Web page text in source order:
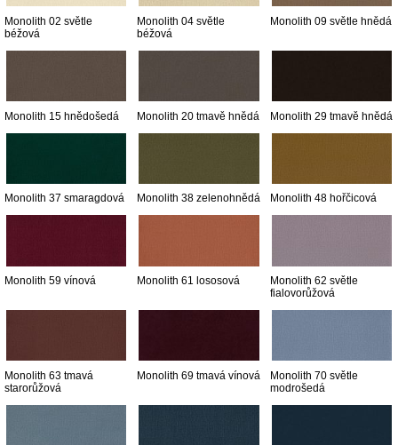
Monolith 02 světle
béžová
Monolith 04 světle
béžová
Monolith 09 světle hnědá
Monolith 15 hnědošedá Monolith 20 tmavě hnědá Monolith 29 tmavě hnědá
Monolith 37 smaragdová Monolith 38 zelenohnědá Monolith 48 hořčicová
Monolith 59 vínová Monolith 61 lososová
Monolith 62 světle
fialovorůžová
Monolith 63 tmavá
starorůžová
Monolith 69 tmavá vínová
Monolith 70 světle
modrošedá